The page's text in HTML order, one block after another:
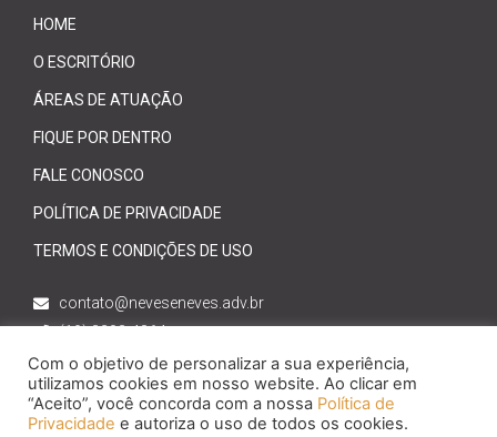
HOME
O ESCRITÓRIO
ÁREAS DE ATUAÇÃO
FIQUE POR DENTRO
FALE CONOSCO
POLÍTICA DE PRIVACIDADE
TERMOS E CONDIÇÕES DE USO
contato@neveseneves.adv.br
(19) 3203-4864
Rua dos Alecrins, 914 sala
1403-1404, Cambuí, Campinas- SP
Com o objetivo de personalizar a sua experiência,
utilizamos cookies em nosso website. Ao clicar em
“Aceito”, você concorda com a nossa Política de
Privacidade e autoriza o uso de todos os cookies.